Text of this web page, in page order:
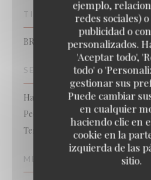
ejemplo,
redes sociales)
publicidad o
personalizados.
'Aceptar todo',
todo' o
gestionar sus
Puede cambiar
en cualquier
haciendo clic en
cookie en la
izquierda de las
sitio.
TIPO DE NEGOCIO
BRASSERIE – FRUITS DE MER A
SERVICIOS
Habitación con Aire
Pedido para Llevar, Acceso
Terraza
MÉTODOS DE PAGO